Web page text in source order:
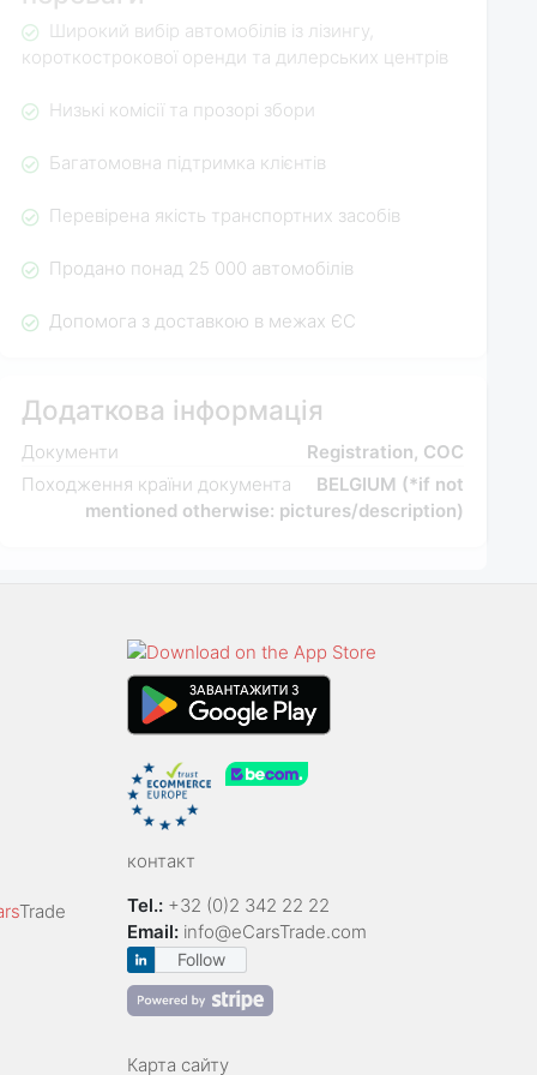
Широкий вибір автомобілів із лізингу,
короткострокової оренди та дилерських центрів
Низькі комісії та прозорі збори
Багатомовна підтримка клієнтів
Перевірена якість транспортних засобів
Продано понад 25 000 автомобілів
Допомога з доставкою в межах ЄС
Додаткова інформація
Документи
Registration, COC
Походження країни документа
BELGIUM (*if not
mentioned otherwise: pictures/description)
Trade
контакт
Tel.: +32 (0)2 342 22 22
Email: info@eCarsTrade.com
Follow
Карта сайту